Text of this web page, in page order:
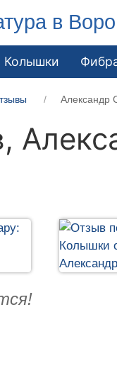
в
Колышки
Александр